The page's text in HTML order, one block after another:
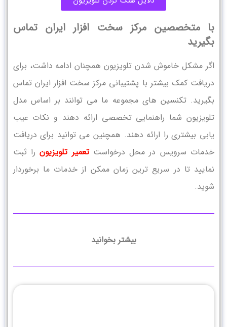
با متخصصین مرکز سخت افزار ایران تماس
بگیرید
اگر مشکل خاموش شدن تلویزیون همچنان ادامه داشت، برای
دریافت کمک بیشتر با پشتیبانی مرکز سخت افزار ایران تماس
بگیرید. تکنسین های مجموعه ما می توانند بر اساس مدل
تلویزیون شما راهنمایی تخصصی ارائه دهند و نکات عیب
یابی بیشتری را ارائه دهند. همچنین می توانید برای دریافت
خدمات سرویس در محل درخواستتعمیر تلویزیونرا ثبت
نمایید تا در سریع ترین زمان ممکن از خدمات ما برخوردار
شوید.
بیشتر بخوانید